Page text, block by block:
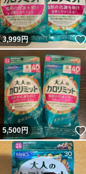
3,999円
5,500円